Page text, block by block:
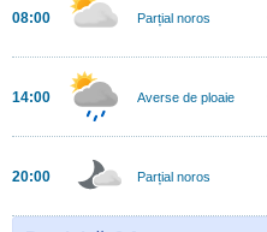
08:00 Parțial noros
14:00 Averse de ploaie
20:00 Parțial noros